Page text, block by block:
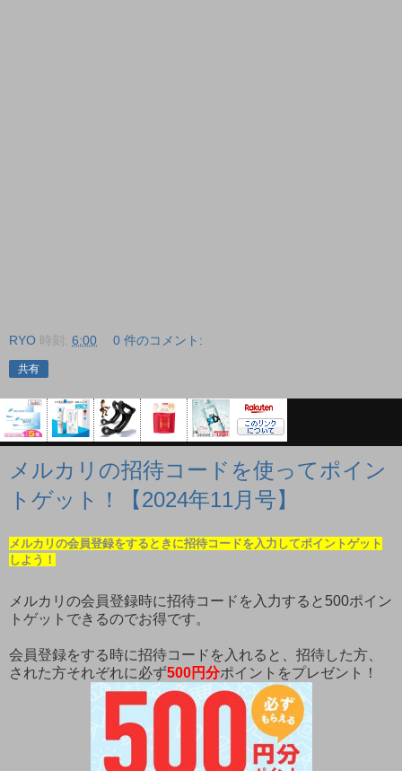
RYO 時刻: 6:00 0 件のコメント:
共有
メルカリの招待コードを使ってポイン
トゲット！【2024年11月号】
メルカリの会員登録をするときに招待コードを入力してポイントゲット
しよう！
メルカリの会員登録時に招待コードを入力すると500ポイン
トゲットできるのでお得です。
会員登録をする時に招待コードを入れると、招待した方、
された方それぞれに必ず500円分ポイントをプレゼント！